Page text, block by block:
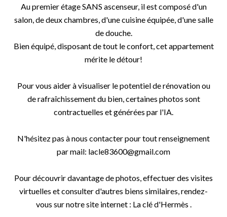
Au premier étage SANS ascenseur, il est composé d'un
salon, de deux chambres, d'une cuisine équipée, d'une salle
de douche.
Bien équipé, disposant de tout le confort, cet appartement
mérite le détour!
Pour vous aider à visualiser le potentiel de rénovation ou
de rafraîchissement du bien, certaines photos sont
contractuelles et générées par l'IA.
N'hésitez pas à nous contacter pour tout renseignement
par mail: lacle83600@gmail.com
Pour découvrir davantage de photos, effectuer des visites
virtuelles et consulter d'autres biens similaires, rendez-
vous sur notre site internet : La clé d'Hermès .